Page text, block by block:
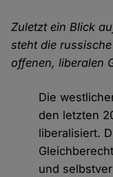
Zuletzt ein Blick
steht die
offenen, liberalen
Die
den letzten
liberalisiert.
und